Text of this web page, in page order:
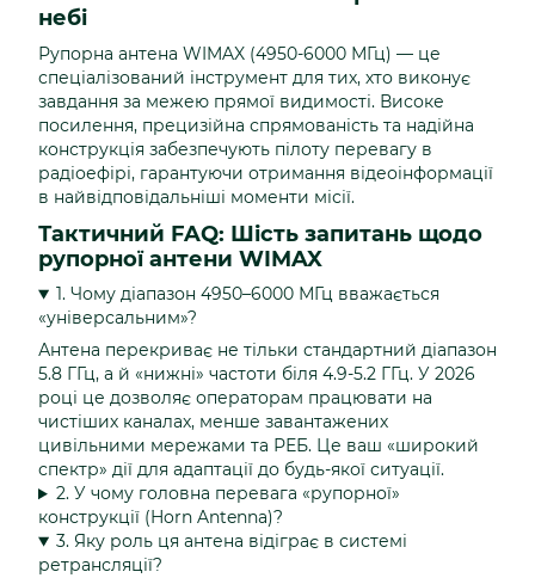
небі
Рупорна антена WIMAX (4950-6000 МГц) — це
спеціалізований інструмент для тих, хто виконує
завдання за межею прямої видимості. Високе
посилення, прецизійна спрямованість та надійна
конструкція забезпечують пілоту перевагу в
радіоефірі, гарантуючи отримання відеоінформації
в найвідповідальніші моменти місії.
Тактичний FAQ: Шість запитань щодо
рупорної антени WIMAX
1. Чому діапазон 4950–6000 МГц вважається
«універсальним»?
Антена перекриває не тільки стандартний діапазон
5.8 ГГц, а й «нижні» частоти біля 4.9-5.2 ГГц. У 2026
році це дозволяє операторам працювати на
чистіших каналах, менше завантажених
цивільними мережами та РЕБ. Це ваш «широкий
спектр» дії для адаптації до будь-якої ситуації.
2. У чому головна перевага «рупорної»
конструкції (Horn Antenna)?
3. Яку роль ця антена відіграє в системі
ретрансляції?